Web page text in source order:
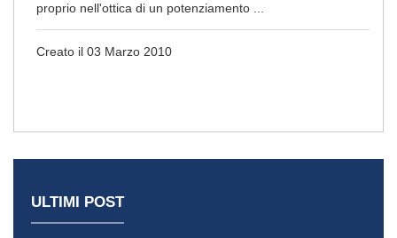
proprio nell'ottica di un potenziamento ...
Creato il 03 Marzo 2010
ULTIMI POST